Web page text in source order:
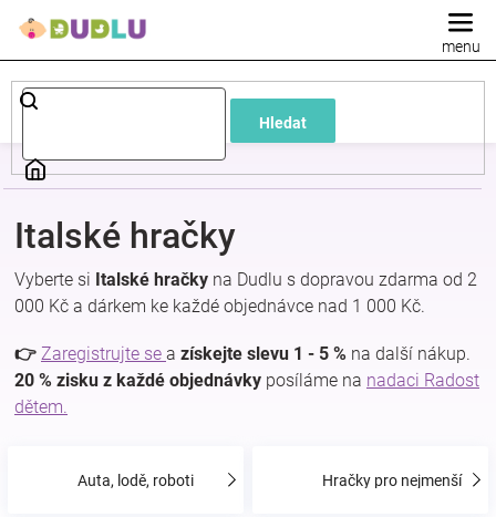
Hledat
Dětské
a
a
Italské hračky
Vyberte si Italské hračky na Dudlu s dopravou zdarma od 2
000 Kč a dárkem ke každé objednávce nad 1 000 Kč.
👉 Zaregistrujte se a získejte slevu 1 - 5 % na další nákup.
20 % zisku z každé objednávky posíláme na nadaci Radost
dětem.
Auta, lodě, roboti Hračky pro nejmenší